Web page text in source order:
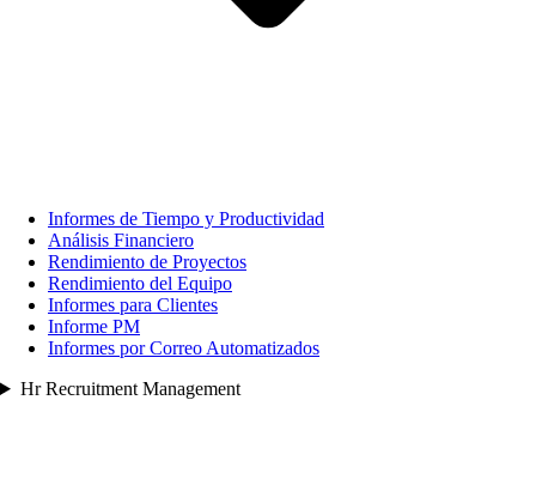
Informes de Tiempo y Productividad
Análisis Financiero
Rendimiento de Proyectos
Rendimiento del Equipo
Informes para Clientes
Informe PM
Informes por Correo Automatizados
Hr Recruitment Management